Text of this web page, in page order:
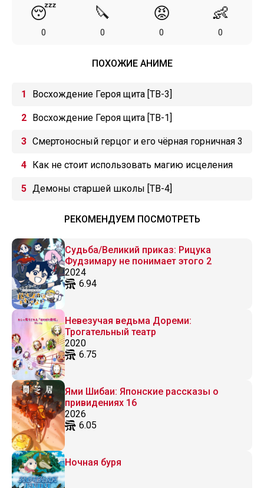
😴
0
🔪
0
😡
0
👶
0
ПОХОЖИЕ АНИМЕ
Восхождение Героя щита [ТВ-3]
Восхождение Героя щита [ТВ-1]
Смертоносный герцог и его чёрная горничная 3
Как не стоит использовать магию исцеления
Демоны старшей школы [ТВ-4]
РЕКОМЕНДУЕМ ПОСМОТРЕТЬ
Судьба/Великий приказ: Рицука
Фудзимару не понимает этого 2
2024
6.94
Невезучая ведьма Дореми:
Трогательный театр
2020
6.75
Ями Шибаи: Японские рассказы о
привидениях 16
2026
6.05
Ночная буря